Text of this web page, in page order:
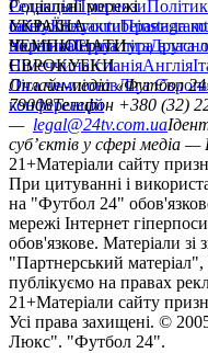
РедакціяПрогнози
сайтуКонтактиПравила
політикаСтруктура
Соціальні мережі
facebookxyoutubeinstagram
УКРАЇНА
УкраїнаПерша лігаДруга
ЧЕМПІОНАТИ
НімеччинаІспаніяАнглія
ЄВРОКУБКИ
Ліга чемпіонівЛіга
конференцій
Онлайн-медіа «Футбол
79008Телефон +380 (32)
— legal@24tv.com.ua
суб’єктів у сфері медіа —
21+Матеріали сайту
При цитуванні і
на "Футбол 24"
мережі Інтернет
обов'язкове. Матеріали
"Партнерський
публікуємо на правах
21+Матеріали сайту
Усi права захищенi. ©
Люкс". "Футбол 24".